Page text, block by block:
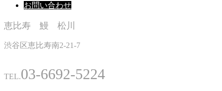
お問い合わせ
恵比寿 鰻 松川
渋谷区恵比寿南2-21-7
TEL.03-6692-5224